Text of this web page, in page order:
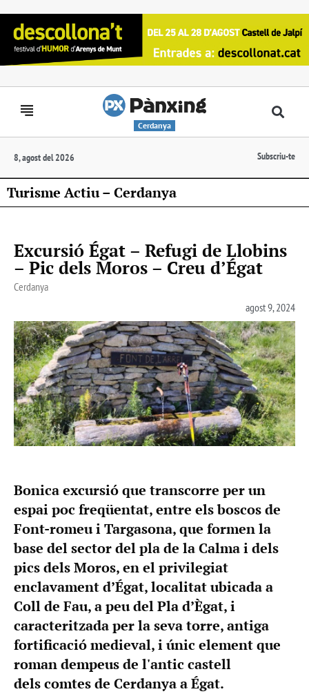
Cerdanya
8, agost del 2026 Subscriu-te
Turisme Actiu – Cerdanya
Excursió Égat – Refugi de Llobins
– Pic dels Moros – Creu d’Égat
Cerdanya
agost 9, 2024
Bonica excursió que transcorre per un
espai poc freqüentat, entre els boscos de
Font-romeu i Targasona, que formen la
base del sector del pla de la Calma i dels
pics dels Moros, en el privilegiat
enclavament d’Égat, localitat ubicada a
Coll de Fau, a peu del Pla d’Ègat, i
caracteritzada per la seva torre, antiga
fortificació medieval, i únic element que
roman dempeus de l'antic castell
dels comtes de Cerdanya a Égat.